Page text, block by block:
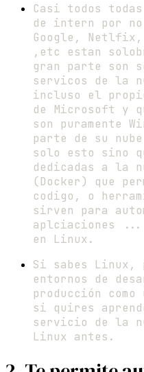
Casi todos
de intern por
Google, Netlfix,
,etc estan
gran parte son
servicos de la
incluso el
de Microsoft y
son puramente
parte de su
solo esto sino
dedicadas a la
(Docker) que
codigo, o
sirven para
aplciaciones ...
en Linux.
Si sabes Linux,
entornos de
producción
si quires
servicio de la
Linux antes.